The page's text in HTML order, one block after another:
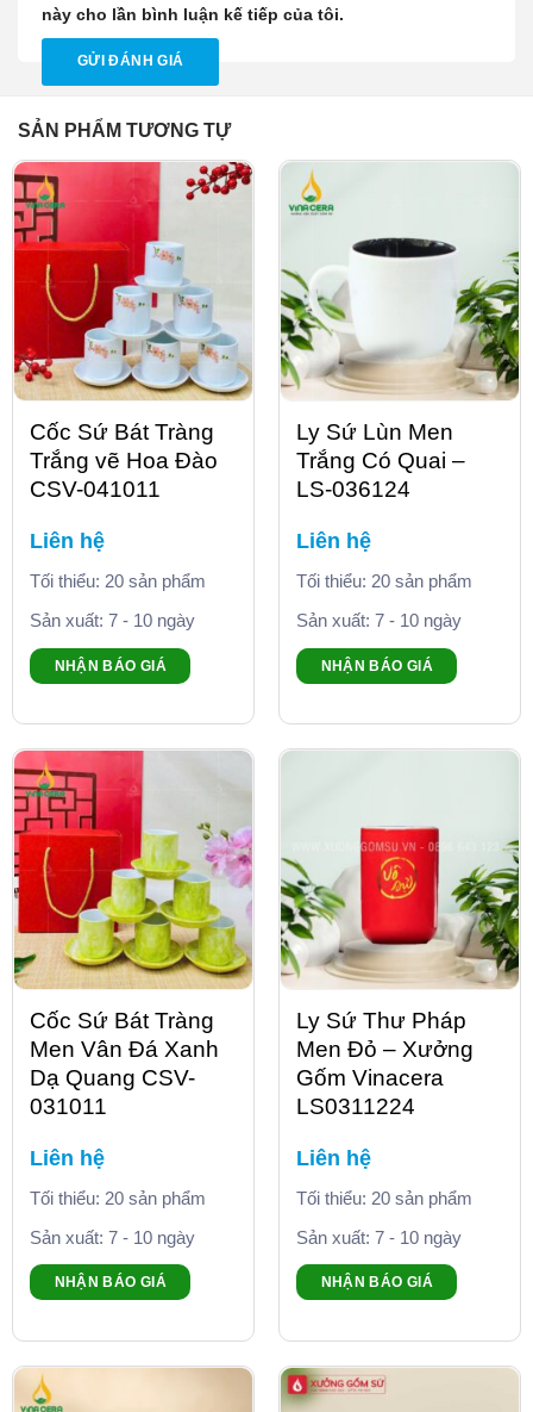
này cho lần bình luận kế tiếp của tôi.
SẢN PHẨM TƯƠNG TỰ
Cốc Sứ Bát Tràng
Trắng vẽ Hoa Đào
CSV-041011
Liên hệ
Tối thiểu: 20 sản phẩm
Sản xuất: 7 - 10 ngày
NHẬN BÁO GIÁ
Ly Sứ Lùn Men
Trắng Có Quai –
LS-036124
Liên hệ
Tối thiểu: 20 sản phẩm
Sản xuất: 7 - 10 ngày
NHẬN BÁO GIÁ
Cốc Sứ Bát Tràng
Men Vân Đá Xanh
Dạ Quang CSV-
031011
Liên hệ
Tối thiểu: 20 sản phẩm
Sản xuất: 7 - 10 ngày
NHẬN BÁO GIÁ
Ly Sứ Thư Pháp
Men Đỏ – Xưởng
Gốm Vinacera
LS0311224
Liên hệ
Tối thiểu: 20 sản phẩm
Sản xuất: 7 - 10 ngày
NHẬN BÁO GIÁ